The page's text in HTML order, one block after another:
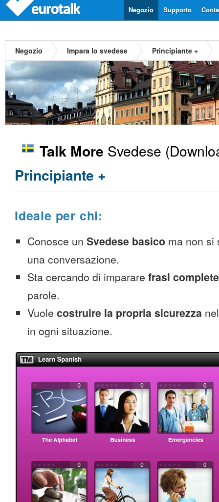
Supporto
Negozio
Negozio Impara lo svedese Principiante +
Talk More Svedese
Principiante +
Ideale per chi:
Conosce un Svedese basico ma non si
una conversazione.
Sta cercando di imparare frasi complete
parole.
Vuole costruire la propria sicurezza
in ogni situazione.